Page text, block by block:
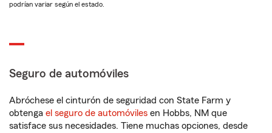
podrían variar según el estado.
Seguro de automóviles
Abróchese el cinturón de seguridad con State Farm y
obtenga el seguro de automóviles en Hobbs, NM que
satisface sus necesidades. Tiene muchas opciones, desde